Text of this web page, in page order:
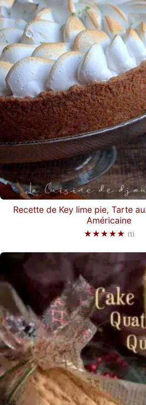
Recette de Key lime pie, Tarte
Américaine
★★★★★ (1)